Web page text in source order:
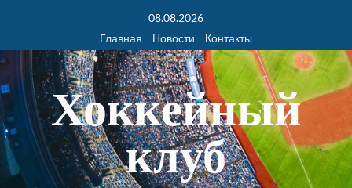
08.08.2026
Главная
Новости Контакты
Хоккейный
клуб